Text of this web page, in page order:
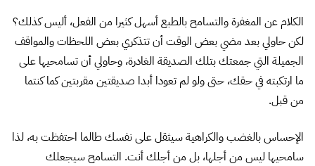
الكلام عن المغفرة والتسامح بالطبع أسهل كثيرا من الفعل، أليس كذلك؟
لكن حاولي بعد مضي بعض الوقت أن تتذكري بعض اللحظات والمواقف
الجميلة التي جمعتك بتلك الصديقة الغادرة، وحاولي أن تسامحيها على
ما ارتكبته في حقك، حتى ولو لم تعودا أبدا صديقتين مقربتين كما كنتما
من قبل.
الإحساس بالغضب والكراهية سيثقل على نفسك طالما احتفظت به، لذا
سامحيها ليس من أجلها، بل من أجلك أنت. التسامح سيجعلك